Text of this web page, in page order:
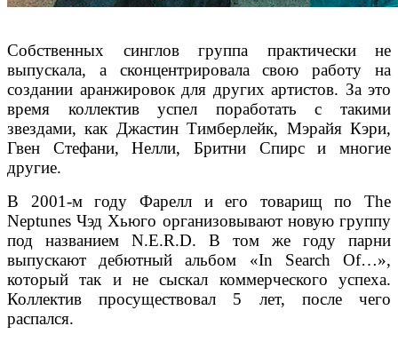
Собственных синглов группа практически не
выпускала, а сконцентрировала свою работу на
создании аранжировок для других артистов. За это
время коллектив успел поработать с такими
звездами, как Джастин Тимберлейк, Мэрайя Кэри,
Гвен Стефани, Нелли, Бритни Спирс и многие
другие.
В 2001-м году Фарелл и его товарищ по The
Neptunes Чэд Хьюго организовывают новую группу
под названием N.E.R.D. В том же году парни
выпускают дебютный альбом «In Search Of…»,
который так и не сыскал коммерческого успеха.
Коллектив просуществовал 5 лет, после чего
распался.